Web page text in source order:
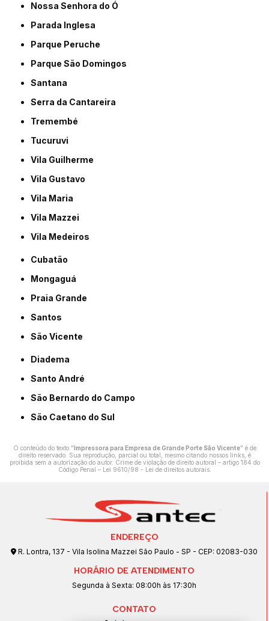
Nossa Senhora do Ó
Parada Inglesa
Parque Peruche
Parque São Domingos
Santana
Serra da Cantareira
Tremembé
Tucuruvi
Vila Guilherme
Vila Gustavo
Vila Maria
Vila Mazzei
Vila Medeiros
Cubatão
Mongaguá
Praia Grande
Santos
São Vicente
Diadema
Santo André
São Bernardo do Campo
São Caetano do Sul
O conteúdo do texto "Impressora para Empresa de Grande Porte São Vicente" é de
direito reservado. Sua reprodução, parcial ou total, mesmo citando nossos links, é
proibida sem a autorização do autor. Crime de violação de direito autoral – artigo 184 do
Código Penal – Lei 9610/98 - Lei de direitos autorais.
ENDEREÇO
R. Lontra, 137 - Vila Isolina Mazzei São Paulo - SP - CEP: 02083-030
HORÁRIO DE ATENDIMENTO
Segunda à Sexta: 08:00h às 17:30h
CONTATO